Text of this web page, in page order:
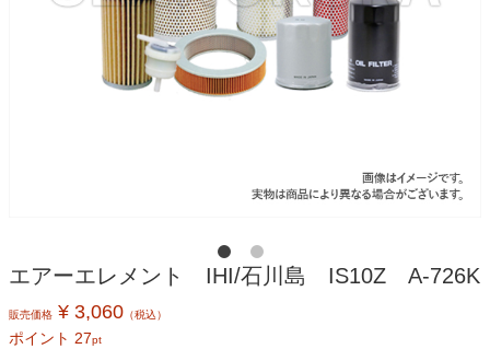
エアーエレメント IHI/石川島 IS10Z A-726K
販売価格 ¥ 3,060 （税込）
ポイント 27pt